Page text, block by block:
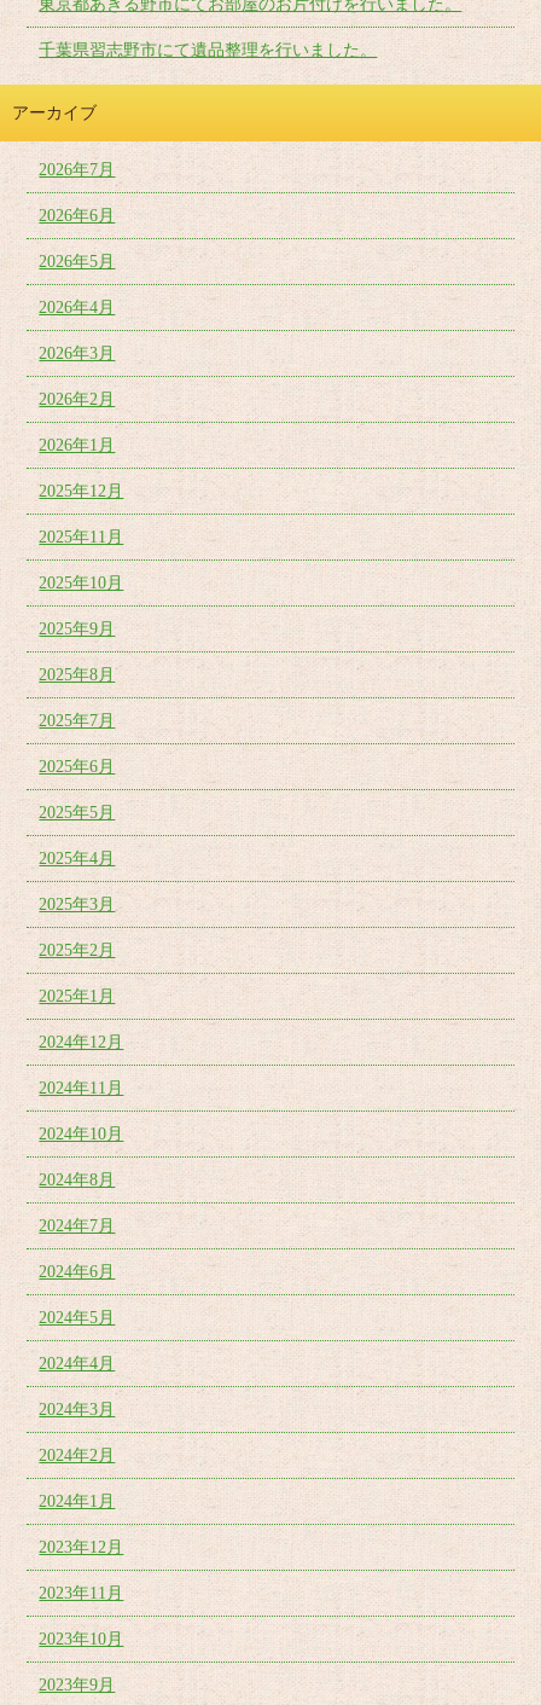
東京都あきる野市にてお部屋のお片付けを行いました。
千葉県習志野市にて遺品整理を行いました。
アーカイブ
2026年7月
2026年6月
2026年5月
2026年4月
2026年3月
2026年2月
2026年1月
2025年12月
2025年11月
2025年10月
2025年9月
2025年8月
2025年7月
2025年6月
2025年5月
2025年4月
2025年3月
2025年2月
2025年1月
2024年12月
2024年11月
2024年10月
2024年8月
2024年7月
2024年6月
2024年5月
2024年4月
2024年3月
2024年2月
2024年1月
2023年12月
2023年11月
2023年10月
2023年9月